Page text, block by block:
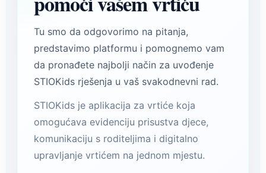
Tu smo da odgovorimo na pitanja,
predstavimo platformu i pomognemo vam
da pronađete najbolji način za uvođenje
STIOKids rješenja u vaš svakodnevni rad.
STIOKids je aplikacija za vrtiće koja
omogućava evidenciju prisustva djece,
komunikaciju s roditeljima i digitalno
upravljanje vrtićem na jednom mjestu.